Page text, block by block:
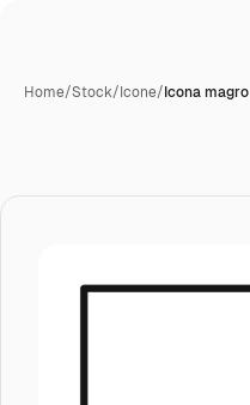
Home/Stock/Icone/Icona magro